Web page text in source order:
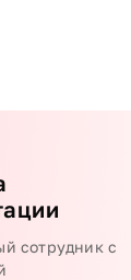
сотрудник с